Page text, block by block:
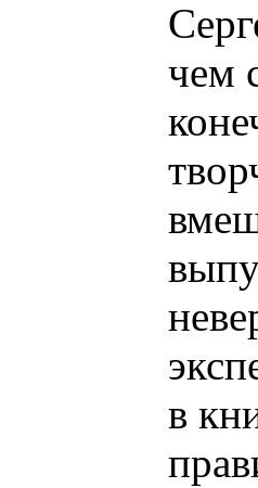
чем
в